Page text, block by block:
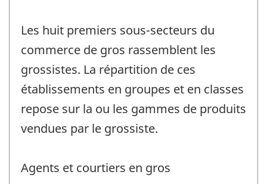
Les huit premiers sous-secteurs du
commerce de gros rassemblent les
grossistes. La répartition de ces
établissements en groupes et en classes
repose sur la ou les gammes de produits
vendues par le grossiste.
Agents et courtiers en gros